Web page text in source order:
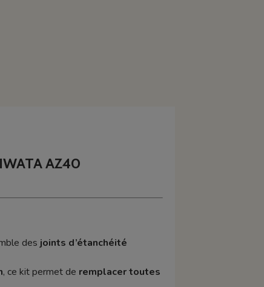
AZ40
des joints d’étanchéité
, ce kit permet de remplacer toutes